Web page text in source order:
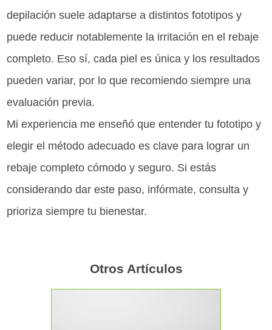
depilación suele adaptarse a distintos fototipos y
puede reducir notablemente la irritación en el rebaje
completo. Eso sí, cada piel es única y los resultados
pueden variar, por lo que recomiendo siempre una
evaluación previa.
Mi experiencia me enseñó que entender tu fototipo y
elegir el método adecuado es clave para lograr un
rebaje completo cómodo y seguro. Si estás
considerando dar este paso, infórmate, consulta y
prioriza siempre tu bienestar.
Otros Artículos